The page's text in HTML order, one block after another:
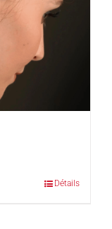
Détails